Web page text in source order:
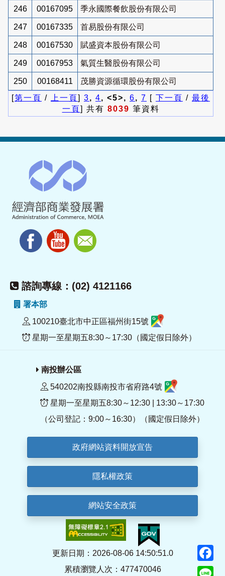
246 00167095 季永國際餐飲股份有限公司
247 00167335 首易股份有限公司
248 00167530 賦盛資本股份有限公司
249 00167953 氣質生醫股份有限公司
250 00168411
茂勝資源循環股份有限公司
[第一頁 / 上一頁] 3, 4, <5>, 6, 7 [ 下一頁 / 最後
一頁] 共有 8039 筆資料
諮詢專線：(02) 4121166
署本部
100210臺北市中正區福州街15號
星期一至星期五8:30～17:30（國定假日除外）
南投辦公區
540202南投縣南投市省府路4號
星期一至星期五8:30～12:30 | 13:30～17:30
（公司登記：9:00～16:30）（國定假日除外）
政府網站資料開放宣告
隱私權政策
網站安全政策
更新日期：2026-08-06 14:50:51.0
累積瀏覽人次：477470046